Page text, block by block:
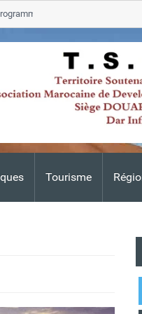
Tourisme
de rehabilitation post-